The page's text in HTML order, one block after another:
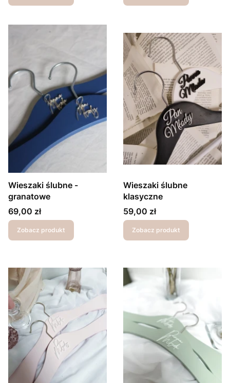
Wieszaki ślubne -
granatowe
Cena
69,00 zł
Zobacz produkt
Wieszaki ślubne
klasyczne
Cena
59,00 zł
Zobacz produkt